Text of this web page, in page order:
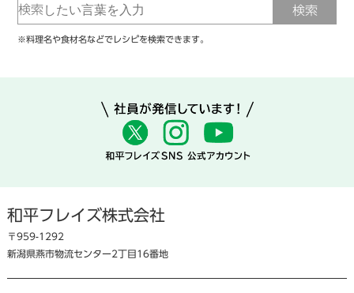
※料理名や食材名などでレシピを検索できます。
和平フレイズ株式会社
〒959-1292
新潟県燕市物流センター2丁目16番地